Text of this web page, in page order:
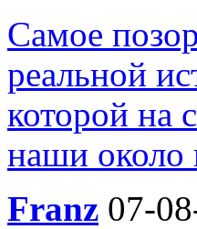
Самое
реальной
которой на
наши около
Franz 07-